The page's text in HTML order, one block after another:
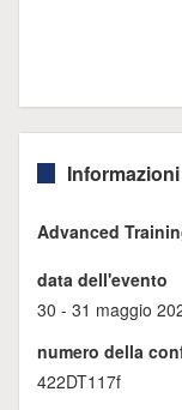
Advanced
data dell'evento
30 - 31 maggio
numero della
422DT117f